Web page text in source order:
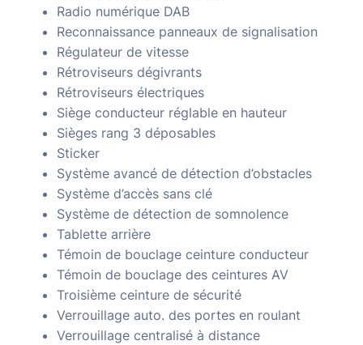
Radio numérique DAB
Reconnaissance panneaux de signalisation
Régulateur de vitesse
Rétroviseurs dégivrants
Rétroviseurs électriques
Siège conducteur réglable en hauteur
Sièges rang 3 déposables
Sticker
Système avancé de détection d’obstacles
Système d’accès sans clé
Système de détection de somnolence
Tablette arrière
Témoin de bouclage ceinture conducteur
Témoin de bouclage des ceintures AV
Troisième ceinture de sécurité
Verrouillage auto. des portes en roulant
Verrouillage centralisé à distance